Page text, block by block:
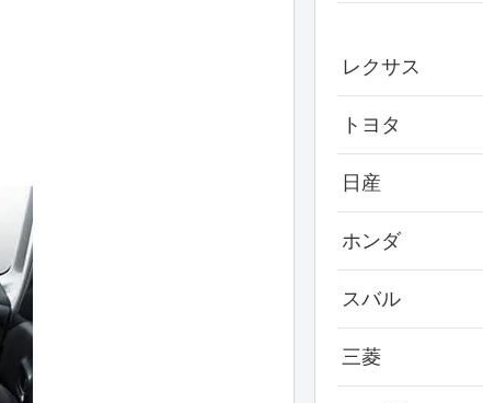
レクサス
トヨタ
日産
ホンダ
スバル
三菱